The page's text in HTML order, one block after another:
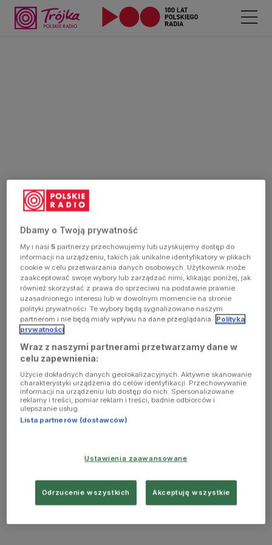
Dbamy o Twoją prywatność
My i nasi5 partnerzy przechowujemy lub uzyskujemy dostęp do
informacji na urządzeniu, takich jak unikalne identyfikatory w plikach
cookie w celu przetwarzania danych osobowych. Użytkownik może
zaakceptować swoje wybory lub zarządzać nimi, klikając poniżej, jak
również skorzystać z prawa do sprzeciwu na podstawie prawnie
uzasadnionego interesu lub w dowolnym momencie na stronie
polityki prywatności. Te wybory będą sygnalizowane naszym
partnerom i nie będą miały wpływu na dane przeglądania. Polityka
prywatności
Wraz z naszymi partnerami przetwarzamy dane w
celu zapewnienia:
Użycie dokładnych danych geolokalizacyjnych. Aktywne skanowanie
charakterystyki urządzenia do celów identyfikacji. Przechowywanie
informacji na urządzeniu lub dostęp do nich. Spersonalizowane
reklamy i treści, pomiar reklam i treści, badnie odbiorców i
ulepszanie usług.
Lista partnerów (dostawców)
Ustawienia zaawansowane
Odrzucenie wszystkich Akceptuję wszystkie